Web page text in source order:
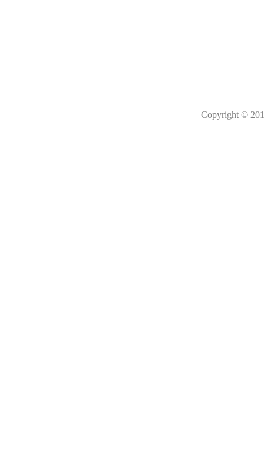
Copyright ©